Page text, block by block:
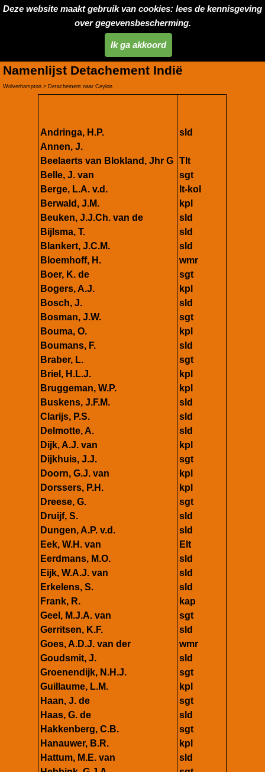
Deze website maakt gebruik van cookies: lees de kennisgeving
over gegevensbescherming.
Ik ga akkoord
Namenlijst Detachement Indië
Wolverhampton > Detachement naar Ceylon
Andringa, H.P.
Annen, J.
Beelaerts van Blokland, Jhr G
Belle, J. van
Berge, L.A. v.d.
Berwald, J.M.
Beuken, J.J.Ch. van de
Bijlsma, T.
Blankert, J.C.M.
Bloemhoff, H.
Boer, K. de
Bogers, A.J.
Bosch, J.
Bosman, J.W.
Bouma, O.
Boumans, F.
Braber, L.
Briel, H.L.J.
Bruggeman, W.P.
Buskens, J.F.M.
Clarijs, P.S.
Delmotte, A.
Dijk, A.J. van
Dijkhuis, J.J.
Doorn, G.J. van
Dorssers, P.H.
Dreese, G.
Druijf, S.
Dungen, A.P. v.d.
Eek, W.H. van
Eerdmans, M.O.
Eijk, W.A.J. van
Erkelens, S.
Frank, R.
Geel, M.J.A. van
Gerritsen, K.F.
Goes, A.D.J. van der
Goudsmit, J.
Groenendijk, N.H.J.
Guillaume, L.M.
Haan, J. de
Haas, G. de
Hakkenberg, C.B.
Hanauwer, B.R.
Hattum, M.E. van
sld
Tlt
sgt
lt-kol
kpl
sld
sld
sld
wmr
sgt
kpl
sld
sgt
kpl
sld
sgt
kpl
kpl
sld
sld
sld
kpl
sgt
kpl
kpl
sgt
sld
sld
Elt
sld
sld
sld
kap
sgt
sld
wmr
sld
sgt
kpl
sgt
sld
sgt
kpl
sld